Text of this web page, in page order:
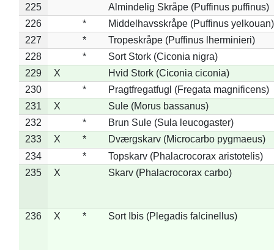
225
Almindelig Skråpe (Puffinus puffinus)
226
*
Middelhavsskråpe (Puffinus yelkouan)
227
*
Tropeskråpe (Puffinus lherminieri)
228
*
Sort Stork (Ciconia nigra)
229
X
Hvid Stork (Ciconia ciconia)
230
*
Pragtfregatfugl (Fregata magnificens)
231
X
Sule (Morus bassanus)
232
*
Brun Sule (Sula leucogaster)
233
X *
Dværgskarv (Microcarbo pygmaeus)
234
*
Topskarv (Phalacrocorax aristotelis)
235
X Skarv (Phalacrocorax carbo)
236 X * Sort Ibis (Plegadis falcinellus)